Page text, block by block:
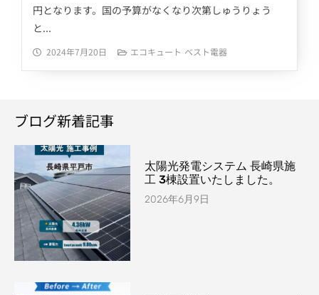
円となります。国の予算がなくなり次第しゅうりょう
と...
2024年7月20日 エコキュート ベスト電器
ブログ新着記事
太陽光発電システム 長崎県施
工 3棟設置いたしました。
2026年6月9日